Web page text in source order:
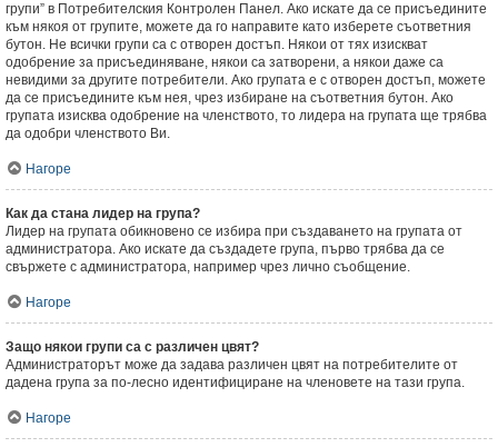
групи” в Потребителския Контролен Панел. Ако искате да се присъедините
към някоя от групите, можете да го направите като изберете съответния
бутон. Не всички групи са с отворен достъп. Някои от тях изискват
одобрение за присъединяване, някои са затворени, а някои даже са
невидими за другите потребители. Ако групата е с отворен достъп, можете
да се присъедините към нея, чрез избиране на съответния бутон. Ако
групата изисква одобрение на членството, то лидера на групата ще трябва
да одобри членството Ви.
Нагоре
Как да стана лидер на група?
Лидер на групата обикновено се избира при създаването на групата от
администратора. Ако искате да създадете група, първо трябва да се
свържете с администратора, например чрез лично съобщение.
Нагоре
Защо някои групи са с различен цвят?
Администраторът може да задава различен цвят на потребителите от
дадена група за по-лесно идентифициране на членовете на тази група.
Нагоре